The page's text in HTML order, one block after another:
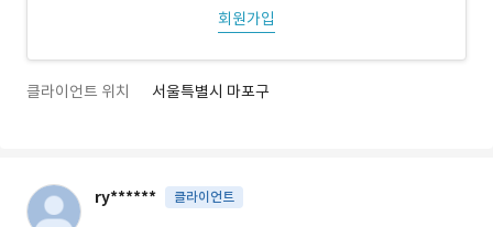
회원가입
클라이언트 위치 서울특별시 마포구
ry****** 클라이언트